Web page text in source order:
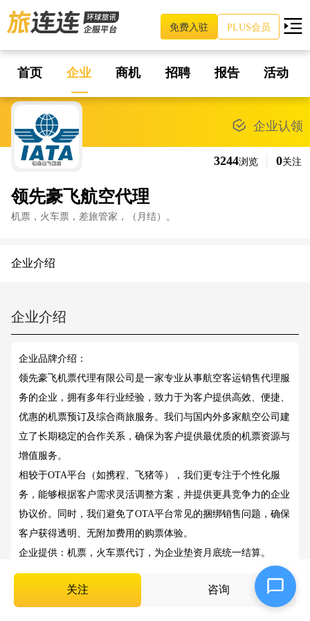
免费入驻 PLUS会员
首页 企业 商机 招聘 报告 活动
领先豪飞航空代理
机票，火车票，差旅管家，（月结）。
3244浏览 0关注
企业认领
关注 咨询
企业介绍
企业介绍
企业品牌介绍：
领先豪飞机票代理有限公司是一家专业从事航空客运销售代理服
务的企业，拥有多年行业经验，致力于为客户提供高效、便捷、
优惠的机票预订及综合商旅服务。我们与国内外多家航空公司建
立了长期稳定的合作关系，确保为客户提供最优质的机票资源与
增值服务。
相较于OTA平台（如携程、飞猪等），我们更专注于个性化服
务，能够根据客户需求灵活调整方案，并提供更具竞争力的企业
协议价。同时，我们避免了OTA平台常见的捆绑销售问题，确保
客户获得透明、无附加费用的购票体验。
企业提供：机票，火车票代订，为企业垫资月底统一结算。
企业希望对接：企业出差频繁客户。